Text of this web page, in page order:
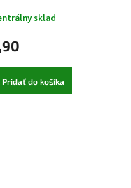
sklad
Pridať do košíka